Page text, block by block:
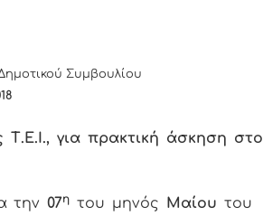
Συμβουλίου
για πρακτική άσκηση στο
την07η του μηνός Μαίου του